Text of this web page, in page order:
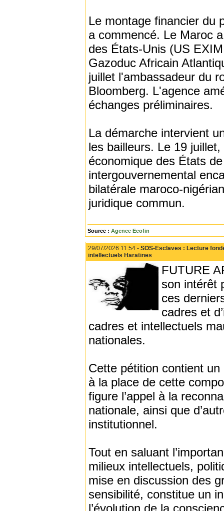
Le montage financier du
a commencé. Le Maroc
des États-Unis (US
Gazoduc Africain
juillet l'ambassadeur du
Bloomberg. L'agence
échanges préliminaires.
La démarche intervient
les bailleurs. Le 19
économique des États
intergouvernemental
bilatérale maroco-
juridique commun.
Source : Agence Ecofin
29/07/2026 11:54 - SOS-Esclaves : Lecture
intellectuels Haratines
FUTURE
son intérêt
ces
cadres et
cadres et intellectuels
nationales.
Cette pétition contient
à la place de cette
figure l’appel à la
nationale, ainsi que
institutionnel.
Tout en saluant
milieux intellectuels,
mise en discussion des
sensibilité, constitue un
l’évolution de la